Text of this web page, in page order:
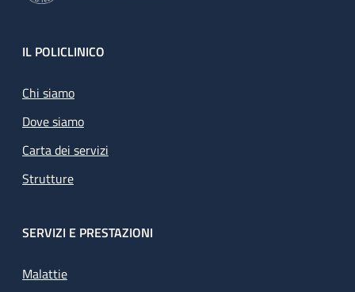
Footer
IL POLICLINICO
Chi siamo
Dove siamo
Carta dei servizi
Strutture
SERVIZI E PRESTAZIONI
Malattie